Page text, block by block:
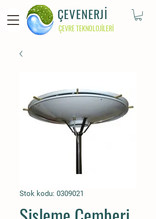
ÇEVENERJİ
ÇEVRE TEKNOLOJİLERİ
Stok kodu: 0309021